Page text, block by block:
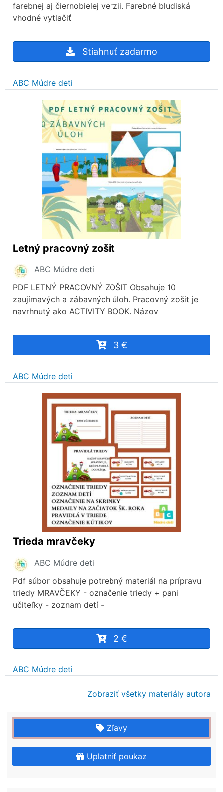
farebnej aj čiernobielej verzii. Farebné bludiská
vhodné vytlačiť
Stiahnuť zadarmo
ABC Múdre deti
Letný pracovný zošit
ABC Múdre deti
PDF LETNÝ PRACOVNÝ ZOŠIT Obsahuje 10
zaujímavých a zábavných úloh. Pracovný zošit je
navrhnutý ako ACTIVITY BOOK. Názov
3 €
ABC Múdre deti
Trieda mravčeky
ABC Múdre deti
Pdf súbor obsahuje potrebný materiál na prípravu
triedy MRAVČEKY - označenie triedy + pani
učiteľky - zoznam detí -
2 €
ABC Múdre deti
Zobraziť všetky materiály autora
Zľavy
Uplatniť poukaz